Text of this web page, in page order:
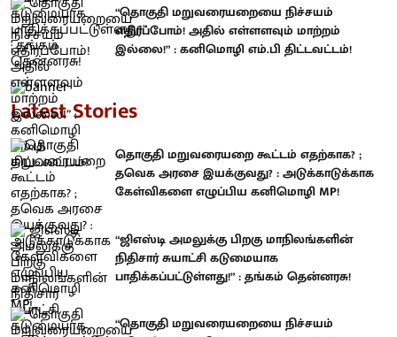
“தொகுதி மறுவரையறையை நிச்சயம்
எதிர்ப்போம்! அதில் எள்ளளவும் மாற்றம்
இல்லை!” : கனிமொழி எம்.பி திட்டவட்டம்!
Latest Stories
தொகுதி மறுவரையறை கூட்டம் எதற்காக? ;
தவெக அரசை இயக்குவது? : அடுக்காடுக்காக
கேள்விகளை எழுப்பிய கனிமொழி MP!
“ஜிஎஸ்டி அமலுக்கு பிறகு மாநிலங்களின்
நிதிசார் சுயாட்சி கடுமையாக
பாதிக்கப்பட்டுள்ளது!” : தங்கம் தென்னரசு!
“தொகுதி மறுவரையறையை நிச்சயம்